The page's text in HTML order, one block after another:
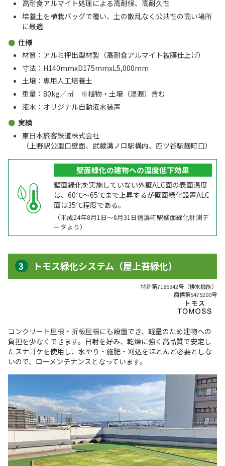
高耐食アルマイト処理による高耐候、高耐久性
培養土を植栽バッグで覆い、土の散乱なく公共性の高い場所
に最適
仕様
材質：アルミ押出型材製（高耐食アルマイト被膜仕上げ）
寸法：H140mmxD175mmxL5,000mm
土壌：専用人工培養土
重量：80kg／㎡ ※植物・土壌（湿潤）含む
潅水：オリジナル自動潅水装置
実績
東日本旅客鉄道株式会社
（上野駅公園口壁面、武蔵溝ノロ駅構内、四ツ谷駅麹町口）
壁面緑化の建物への温度低下効果
壁面緑化を実施していない外壁ALC面の表面温度
は、60℃～65℃まで上昇するが壁面緑化設置ALC
面は35℃程度である。
（平成24年8月1日～8月31日信濃町駅壁面緑化計測デ
ータより）
トモス緑化システム（屋上苔緑化）
特許第7186942号（排水機能）
商標第5475200号
コンクリート屋根・折板屋根にも設置でき、軽量のため建物への
負担を少なくできます。日射を好み、乾燥に強く高品質で安定し
たスナゴケを使用し、水やり・施肥・刈込をほとんど必要としな
いので、ローメンテナンスとなっています。